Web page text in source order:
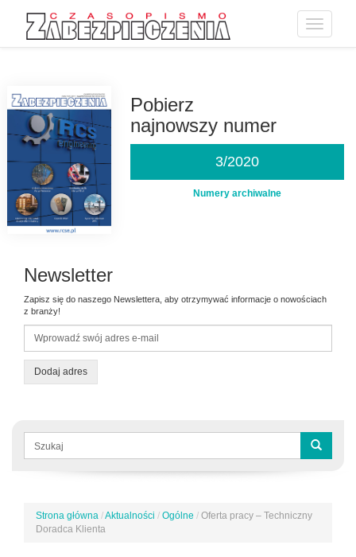
Toggle
Pobierz
najnowszy numer
3/2020
Numery archiwalne
Newsletter
Zapisz się do naszego Newslettera, aby otrzymywać informacje o nowościach
z branży!
Dodaj adres
Formularz
wyszukiwania
Jesteś
tutaj
Strona główna /Aktualności / Ogólne / Oferta pracy – Techniczny
Doradca Klienta